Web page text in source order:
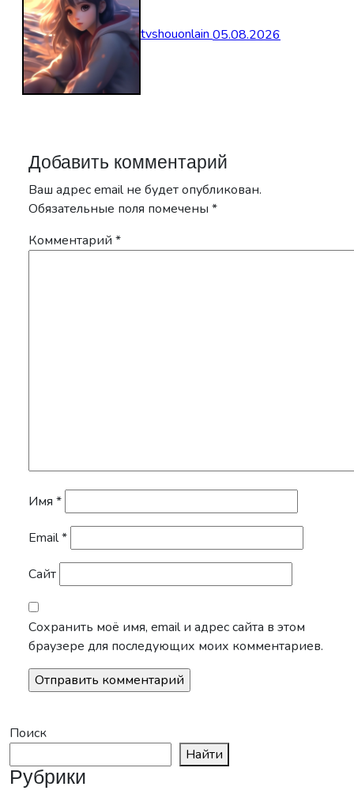
tvshouonlain05.08.2026
Добавить комментарий
Ваш адрес email не будет опубликован.
Обязательные поля помечены *
Комментарий *
Имя *
Email*
Сайт
Сохранить моё имя, email и адрес сайта в этом
браузере для последующих моих комментариев.
Поиск
Найти
Рубрики